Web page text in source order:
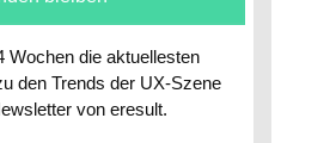
Wochen die aktuellesten
den Trends der UX-Szene
von eresult.